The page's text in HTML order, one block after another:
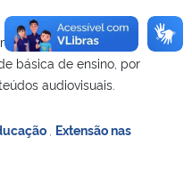
a divulgação
básica de ensino, por
audiovisuais.
Extensão nas